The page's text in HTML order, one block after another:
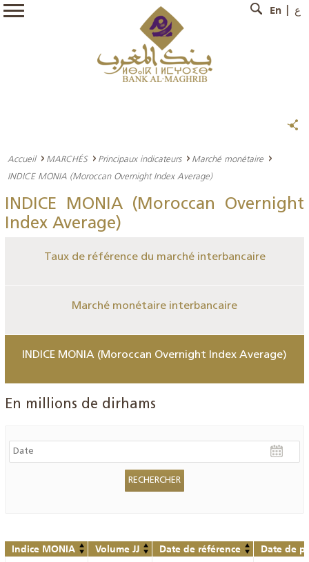
En ع
Accueil MARCHÉS Principaux indicateurs
Marché monétaire
INDICE MONIA (Moroccan Overnight Index Average)
INDICE MONIA (Moroccan Overnight
Index Average)
Taux de référence du marché interbancaire
Marché monétaire interbancaire
INDICE MONIA (Moroccan Overnight Index Average)
En millions de dirhams
Indice MONIA Volume JJ Date de référence Date de